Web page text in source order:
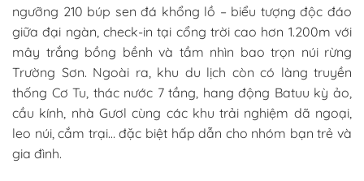
ngưỡng 210 búp sen đá khổng lồ – biểu tượng độc đáo
giữa đại ngàn, check-in tại cổng trời cao hơn 1.200m với
mây trắng bồng bềnh và tầm nhìn bao trọn núi rừng
Trường Sơn. Ngoài ra, khu du lịch còn có làng truyền
thống Cơ Tu, thác nước 7 tầng, hang động Batuu kỳ ảo,
cầu kính, nhà Gươl cùng các khu trải nghiệm dã ngoại,
leo núi, cắm trại… đặc biệt hấp dẫn cho nhóm bạn trẻ và
gia đình.